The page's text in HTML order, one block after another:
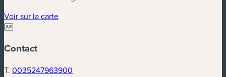
Voir sur la carte(nouvelle fenêtre)
Contact
T. 0035247963900